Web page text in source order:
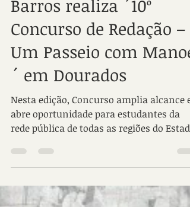
Fundação Manoel de
Barros realiza ´10º
Concurso de Redação –
Um Passeio com Manoel
´ em Dourados
Nesta edição, Concurso amplia alcance e
rede pública de todas as regiões do
A poesia de Manoel de Barros abre
caminhos e transforma destinos.
Inspirada por esse legado, a Fundação